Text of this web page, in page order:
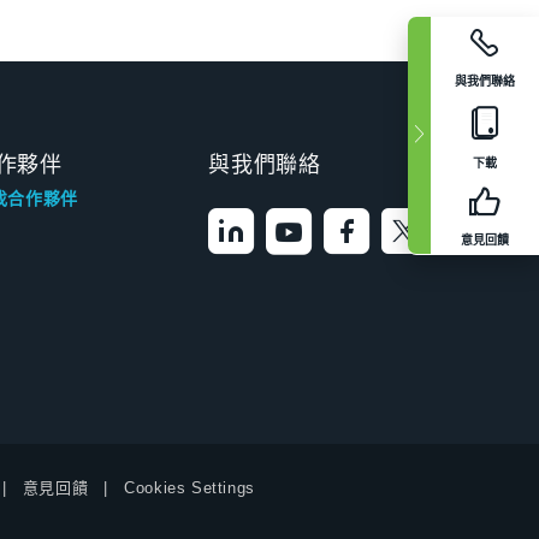
與我們聯絡
下載
意見回饋
夥伴
合作夥伴
與我們聯絡
意見回饋 Cookies Settings